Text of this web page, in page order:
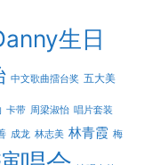
生日
中文歌曲擂台奖 五大美
卡带 周梁淑怡 唱片套装
成龙 林志美 林青霞 梅